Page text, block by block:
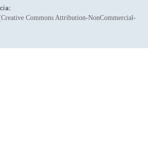
Commons Attribution-NonCommercial-